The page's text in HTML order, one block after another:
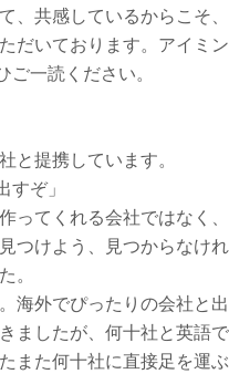
、共感しているからこそ、
だいております。アイミン
一読ください。
と提携しています。
ぞ」
ってくれる会社ではなく、
つけよう、見つからなけれ
。
海外でぴったりの会社と出
ましたが、何十社と英語で
また何十社に直接足を運ぶ